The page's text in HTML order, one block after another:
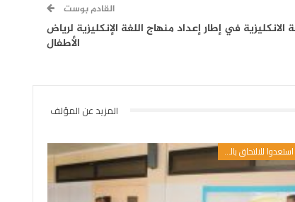
القادم بوست
في إطار إعداد منهاج اللغة الإنكليزية لرياض
الأطفال
المزيد عن المؤلف
مشروع استعدوا للالتحاق بالمدرسة